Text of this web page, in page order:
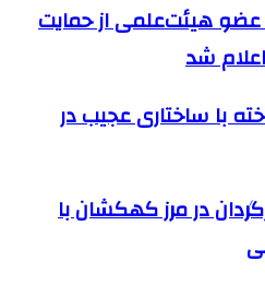
هیئت‌علمی از حمایت
شد
با ساختاری عجیب در
در مرز کهکشان با